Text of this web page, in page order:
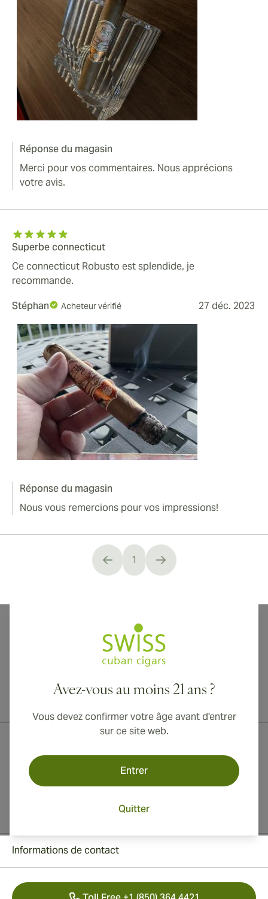
Réponse du magasin
Merci pour vos commentaires. Nous apprécions
votre avis.
Superbe connecticut
Ce connecticut Robusto est splendide, je
recommande.
Stéphan
Acheteur vérifié 27 déc. 2023
Réponse du magasin
Nous vous remercions pour vos impressions!
You're currently reading page
1
Avez-vous au moins 21 ans ?
Vous devez confirmer votre âge avant d'entrer
sur ce site web.
Entrer
Quitter
Livraison internationale disponible vers le Canada, le Royaume-Uni
Informations de contact